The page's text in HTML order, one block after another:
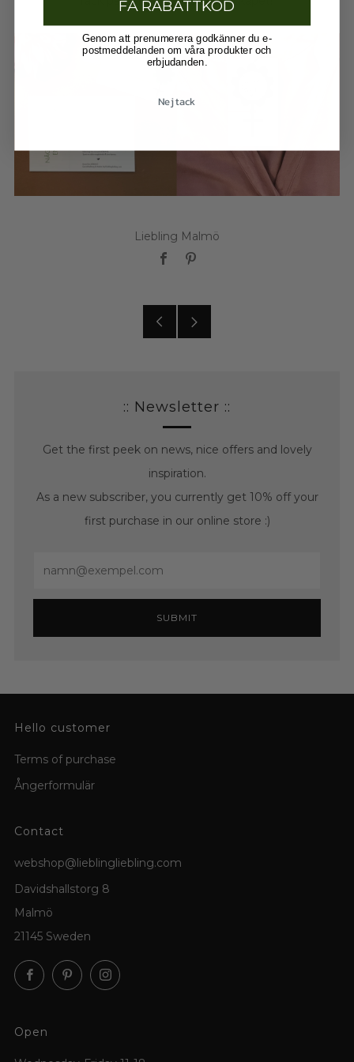
Liebling Malmö
Facebook
Older
:: Newsletter ::
Get the first peek on news, nice offers and lovely
inspiration.
As a new subscriber, you currently get 10% off your
first purchase in our online store :)
SUBMIT
Hello customer
Terms of purchase
Ångerformulär
Contact
webshop@lieblingliebling.com
Davidshallstorg 8
Malmö
21145 Sweden
FacebookPinterestInstagram
Open
FÅ RABATTKOD
Genom att prenumerera godkänner du e-
postmeddelanden om våra produkter och
erbjudanden.
Nej tack